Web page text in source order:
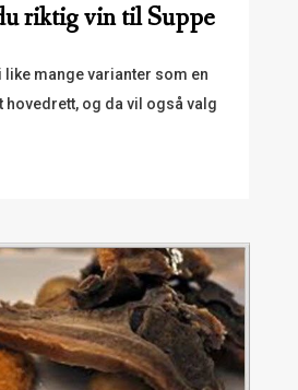
riktig vin til Suppe
like mange varianter som en
hovedrett, og da vil også valg